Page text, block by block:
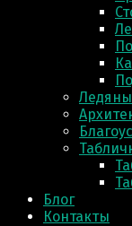
Блог
Контакты